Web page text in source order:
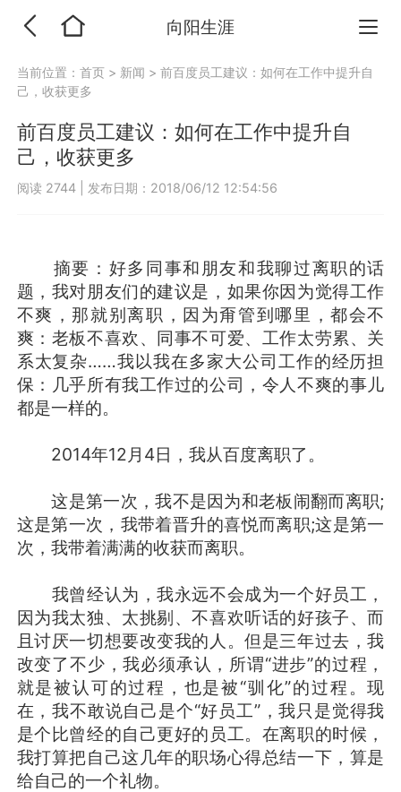
向阳生涯
当前位置：首页 > 新闻 >前百度员工建议：如何在工作中提升自
己，收获更多
前百度员工建议：如何在工作中提升自
己，收获更多
阅读 2744 发布日期：2018/06/12 12:54:56
摘要：好多同事和朋友和我聊过离职的话
题，我对朋友们的建议是，如果你因为觉得工作
不爽，那就别离职，因为甭管到哪里，都会不
爽：老板不喜欢、同事不可爱、工作太劳累、关
系太复杂……我以我在多家大公司工作的经历担
保：几乎所有我工作过的公司，令人不爽的事儿
都是一样的。
2014年12月4日，我从百度离职了。
这是第一次，我不是因为和老板闹翻而离职;
这是第一次，我带着晋升的喜悦而离职;这是第一
次，我带着满满的收获而离职。
我曾经认为，我永远不会成为一个好员工，
因为我太独、太挑剔、不喜欢听话的好孩子、而
且讨厌一切想要改变我的人。但是三年过去，我
改变了不少，我必须承认，所谓“进步”的过程，
就是被认可的过程，也是被“驯化”的过程。现
在，我不敢说自己是个“好员工”，我只是觉得我
是个比曾经的自己更好的员工。在离职的时候，
我打算把自己这几年的职场心得总结一下，算是
给自己的一个礼物。